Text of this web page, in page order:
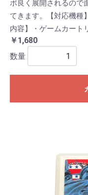
ポ良く展開されるので
てきます。【対応機種
内容】・ゲームカー
￥1,680
数量